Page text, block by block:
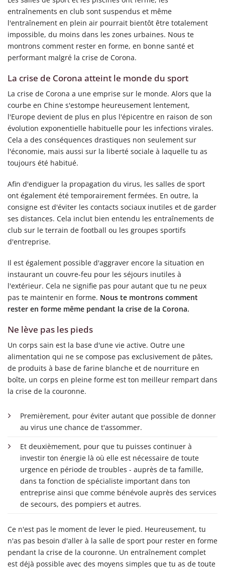
entraînements en club sont suspendus et même
l'entraînement en plein air pourrait bientôt être totalement
impossible, du moins dans les zones urbaines. Nous te
montrons comment rester en forme, en bonne santé et
performant malgré la crise de Corona.
La crise de Corona atteint le monde du sport
La crise de Corona a une emprise sur le monde. Alors que la
courbe en Chine s'estompe heureusement lentement,
l'Europe devient de plus en plus l'épicentre en raison de son
évolution exponentielle habituelle pour les infections virales.
Cela a des conséquences drastiques non seulement sur
l'économie, mais aussi sur la liberté sociale à laquelle tu as
toujours été habitué.
Afin d'endiguer la propagation du virus, les salles de sport
ont également été temporairement fermées. En outre, la
consigne est d'éviter les contacts sociaux inutiles et de garder
ses distances. Cela inclut bien entendu les entraînements de
club sur le terrain de football ou les groupes sportifs
d'entreprise.
Il est également possible d'aggraver encore la situation en
instaurant un couvre-feu pour les séjours inutiles à
l'extérieur. Cela ne signifie pas pour autant que tu ne peux
pas te maintenir en forme. Nous te montrons comment
rester en forme même pendant la crise de la Corona.
Ne lève pas les pieds
Un corps sain est la base d'une vie active. Outre une
alimentation qui ne se compose pas exclusivement de pâtes,
de produits à base de farine blanche et de nourriture en
boîte, un corps en pleine forme est ton meilleur rempart dans
la crise de la couronne.
Premièrement, pour éviter autant que possible de donner
au virus une chance de t'assommer.
Et deuxièmement, pour que tu puisses continuer à
investir ton énergie là où elle est nécessaire de toute
urgence en période de troubles - auprès de ta famille,
dans ta fonction de spécialiste important dans ton
entreprise ainsi que comme bénévole auprès des services
de secours, des pompiers et autres.
Ce n'est pas le moment de lever le pied. Heureusement, tu
n'as pas besoin d'aller à la salle de sport pour rester en forme
pendant la crise de la couronne. Un entraînement complet
est déjà possible avec des moyens simples que tu as de toute